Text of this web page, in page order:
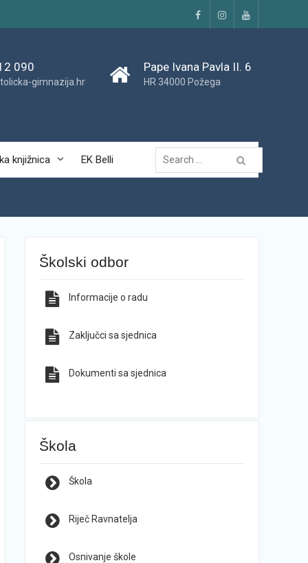
FacebookInstagramYouTube
090
gimnazija.hr
Pape Ivana Pavla II. 6
HR 34000 Požega
knjižnica EK Belli
Traži...
Školski odbor
Informacije o radu
Zaključci sa sjednica
Dokumenti sa sjednica
Škola
Škola
Riječ Ravnatelja
Osnivanje škole